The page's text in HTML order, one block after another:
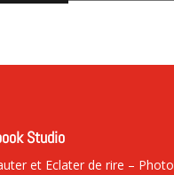
Studio
et Eclater de rire – Photo